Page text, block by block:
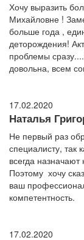
Хочу выразить
Михайловне !
больше года ,
деторождения!
проблемы
довольна, всем
17.02.2020
Наталья
Не первый раз
специалисту,
всегда
Поэтому хочу
ваш
компетентность.
17.02.2020